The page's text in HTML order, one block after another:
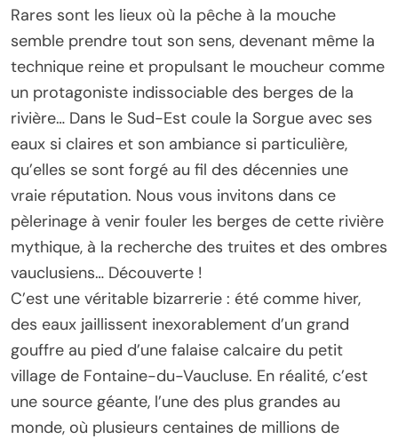
Rares sont les lieux où la pêche à la mouche
semble prendre tout son sens, devenant même la
technique reine et propulsant le moucheur comme
un protagoniste indissociable des berges de la
rivière… Dans le Sud-Est coule la Sorgue avec ses
eaux si claires et son ambiance si particulière,
qu’elles se sont forgé au fil des décennies une
vraie réputation. Nous vous invitons dans ce
pèlerinage à venir fouler les berges de cette rivière
mythique, à la recherche des truites et des ombres
vauclusiens… Découverte !
C’est une véritable bizarrerie : été comme hiver,
des eaux jaillissent inexorablement d’un grand
gouffre au pied d’une falaise calcaire du petit
village de Fontaine-du-Vaucluse. En réalité, c’est
une source géante, l’une des plus grandes au
monde, où plusieurs centaines de millions de